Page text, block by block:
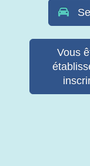
Vous